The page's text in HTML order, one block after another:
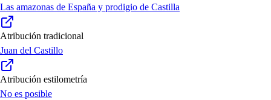
Las amazonas de España y prodigio de Castilla
Atribución tradicional
Juan del Castillo
Atribución estilometría
No es posible